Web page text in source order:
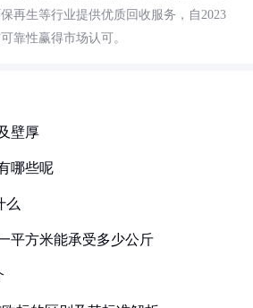
再生等行业提供优质回收服务，自2023
靠性赢得市场认可。
壁厚
哪些呢
么
平方米能承受多少公斤